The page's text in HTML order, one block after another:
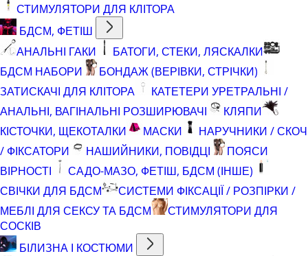
СТИМУЛЯТОРИ ДЛЯ КЛІТОРА
БДСМ, ФЕТІШ
АНАЛЬНІ ГАКИ
БАТОГИ, СТЕКИ, ЛЯСКАЛКИ
БДСМ НАБОРИ
БОНДАЖ (ВЕРІВКИ, СТРІЧКИ)
ЗАТИСКАЧІ ДЛЯ КЛІТОРА
КАТЕТЕРИ УРЕТРАЛЬНІ /
АНАЛЬНІ, ВАГІНАЛЬНІ РОЗШИРЮВАЧІ
КЛЯПИ
КІСТОЧКИ, ЩЕКОТАЛКИ
МАСКИ
НАРУЧНИКИ / СКОЧ
/ ФІКСАТОРИ
НАШИЙНИКИ, ПОВІДЦІ
ПОЯСИ
ВІРНОСТІ
САДО-МАЗО, ФЕТІШ, БДСМ (ІНШЕ)
СВІЧКИ ДЛЯ БДСМ
СИСТЕМИ ФІКСАЦІЇ / РОЗПІРКИ /
МЕБЛІ ДЛЯ СЕКСУ ТА БДСМ
СТИМУЛЯТОРИ ДЛЯ
СОСКІВ
БІЛИЗНА І КОСТЮМИ